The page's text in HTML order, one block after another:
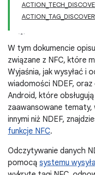
W tym dokumencie
związane z NFC, które
Wyjaśnia, jak wysyłać i
wiadomości NDEF,
Android, które
zaawansowane tematy,
innymi niż NDEF,
funkcje NFC.
Odczytywanie danych
pomocą systemu